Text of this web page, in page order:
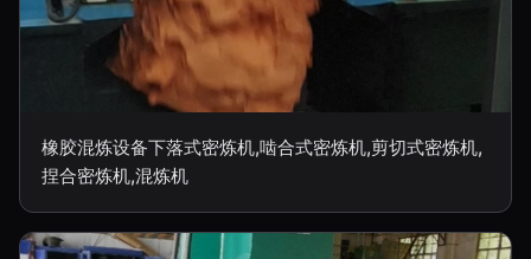
橡胶混炼设备下落式密炼机,啮合式密炼机,剪切式密炼机,
捏合密炼机,混炼机